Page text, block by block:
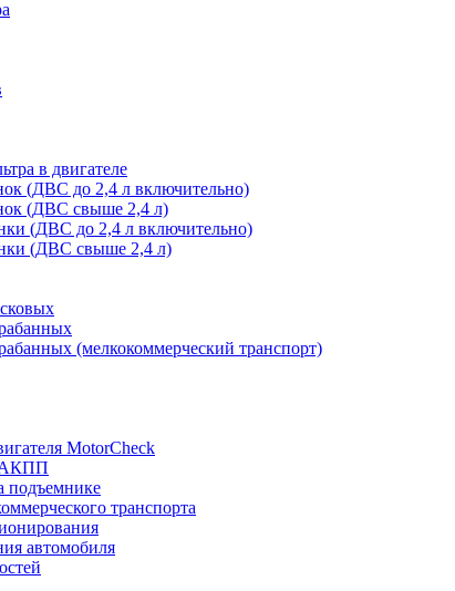
в двигателе
(ДВС до 2,4 л включительно)
(ДВС свыше 2,4 л)
(ДВС до 2,4 л включительно)
(ДВС свыше 2,4 л)
(мелкокоммерческий транспорт)
MotorCheсk
АКПП
подъемнике
транспорта
автомобиля